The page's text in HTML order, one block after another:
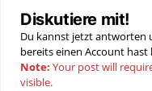
Diskutiere mit!
Du kannst jetzt antworten
bereits einen Account
Note: Your post will
visible.